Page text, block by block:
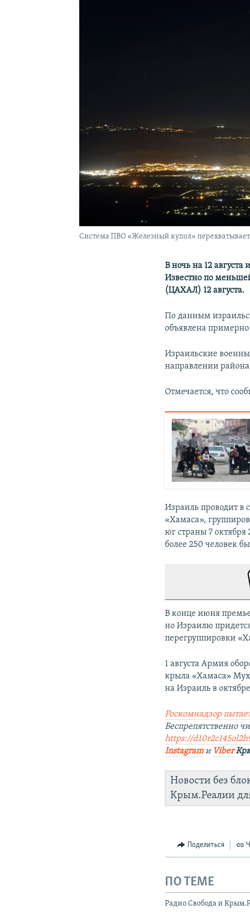
Система ПВО «Железный купол» перехватывает
В ночь на 12 августа
Известно по
(ЦАХАЛ) 12 августа.
По данным
объявлена
Израильские
направлении
Отмечается, что
Израиль проводит в
«Хамаса»,
юг страны 7
более 250 человек
В конце июня
но Израилю
перегруппировки
1 августа Армия
крыла «Хамаса»
на Израиль в
Роскомнадзор
Беспрепятственно
https://
Instagramи Viber
Новости без
Крым.Реалии
Поделиться
ПО ТЕМЕ
Радио Свобода и